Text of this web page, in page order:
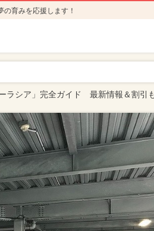
育みを応援します！
ラシア」完全ガイド 最新情報＆割引